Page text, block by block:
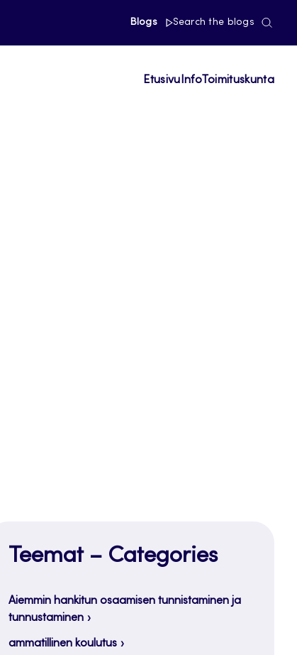
Blogs Search the blogs
Etusivu InfoToimituskunta
Teemat – Categories
Aiemmin hankitun osaamisen tunnistaminen ja
tunnustaminen
ammatillinen koulutus